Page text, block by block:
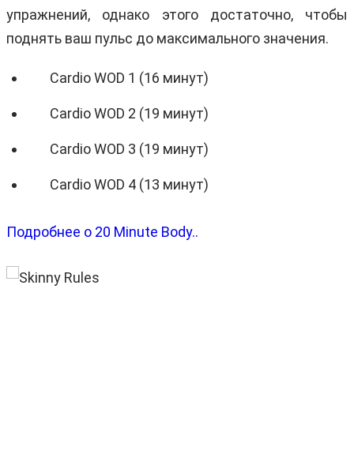
упражнений, однако этого достаточно, чтобы
поднять ваш пульс до максимального значения.
Cardio WOD 1 (16 минут)
Cardio WOD 2 (19 минут)
Cardio WOD 3 (19 минут)
Cardio WOD 4 (13 минут)
Подробнее о 20 Minute Body..